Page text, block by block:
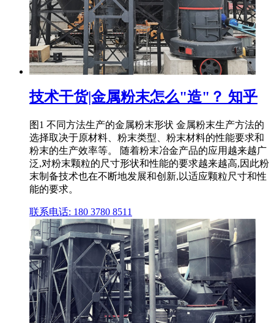
技术干货|金属粉末怎么"造"？ 知乎
图1 不同方法生产的金属粉末形状 金属粉末生产方法的
选择取决于原材料、粉末类型、粉末材料的性能要求和
粉末的生产效率等。 随着粉末冶金产品的应用越来越广
泛,对粉末颗粒的尺寸形状和性能的要求越来越高,因此粉
末制备技术也在不断地发展和创新,以适应颗粒尺寸和性
能的要求。
联系电话: 180 3780 8511